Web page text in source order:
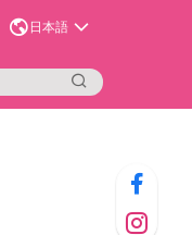
日本語